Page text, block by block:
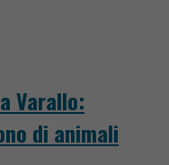
Varallo:
di animali